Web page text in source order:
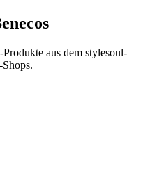
-Produkte aus dem stylesoul-